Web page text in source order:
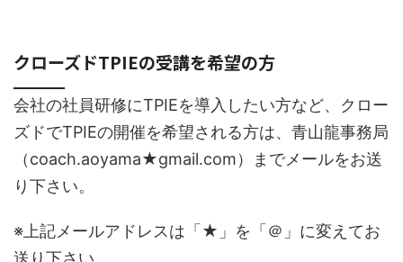
クローズドTPIEの受講を希望の方
会社の社員研修にTPIEを導入したい方など、クロー
ズドでTPIEの開催を希望される方は、青山龍事務局
（coach.aoyama★gmail.com）までメールをお送
り下さい。
※上記メールアドレスは「★」を「＠」に変えてお
送り下さい。